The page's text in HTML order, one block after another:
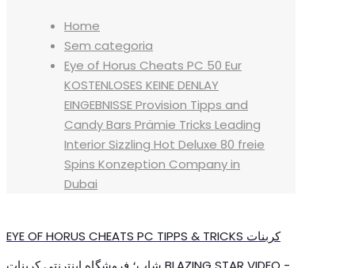
Home
Sem categoria
Eye of Horus Cheats PC 50 Eur
KOSTENLOSES KEINE DENLAY
EINGEBNISSE Provision Tipps and
Candy Bars Prämie Tricks Leading
Interior Sizzling Hot Deluxe 80 freie
Spins Konzeption Company in
Dubai
EYE OF HORUS CHEATS PC TIPPS & TRICKS کربنات